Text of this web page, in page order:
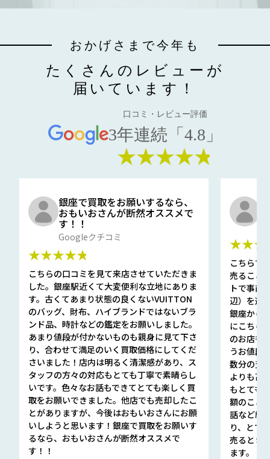
おかげさまで今年も
たくさんのレビューが
届いています！
口コミ・レビュー評価
3年連続「4.8」
★★★★★
銀座で買取をお願いするなら、
おもいおさんが断然オススメで
す！！
Googleクチコミ
★★★★★
こちらの口コミを見て来店させていただきま
した。銀座駅近くて大変便利な立地にありま
す。古くてあまり状態の良くないVUITTON
のバッグ、財布、ハイブランドではないブラ
ンド品、時計などの鑑定をお願いしました。
あまり値段が付かないものも親身に見て下さ
り、合わせて満足のいく買取価格にしてくだ
さいました！店内は明るく清潔感があり、ス
タッフの方々の対応もとても丁寧で素晴らし
いです。色々なお話もできてとても楽しく買
取をお願いできました。他店でも売却したこ
とがありますが、今後はおもいおさんにお願
いしようと思います！銀座で買取をお願いす
るなら、おもいおさんが断然オススメで
す！！
こちらで
売ること
トで事前
辺）を選
銀座から
にこちら
のお店も
うお値段
数分の査
よりも高
もとても
額のこと
話など細
り、とて
売るとき
ます。